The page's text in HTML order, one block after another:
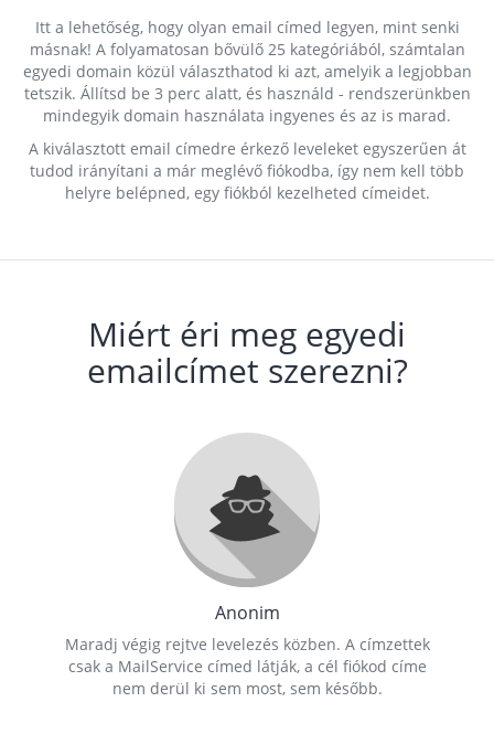
Itt a lehetőség, hogy olyan email címed legyen, mint senki
másnak! A folyamatosan bővülő 25 kategóriából, számtalan
egyedi domain közül választhatod ki azt, amelyik a legjobban
tetszik. Állítsd be 3 perc alatt, és használd - rendszerünkben
mindegyik domain használata ingyenes és az is marad.
A kiválasztott email címedre érkező leveleket egyszerűen át
tudod irányítani a már meglévő fiókodba, így nem kell több
helyre belépned, egy fiókból kezelheted címeidet.
Miért éri meg egyedi
emailcímet szerezni?
Anonim
Maradj végig rejtve levelezés közben. A címzettek
csak a MailService címed látják, a cél fiókod címe
nem derül ki sem most, sem később.